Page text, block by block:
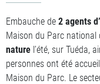
Embauche de 2 agents
Maison du Parc national
nature l’été, sur Tuéda,
personnes ont été
Maison du Parc. Le